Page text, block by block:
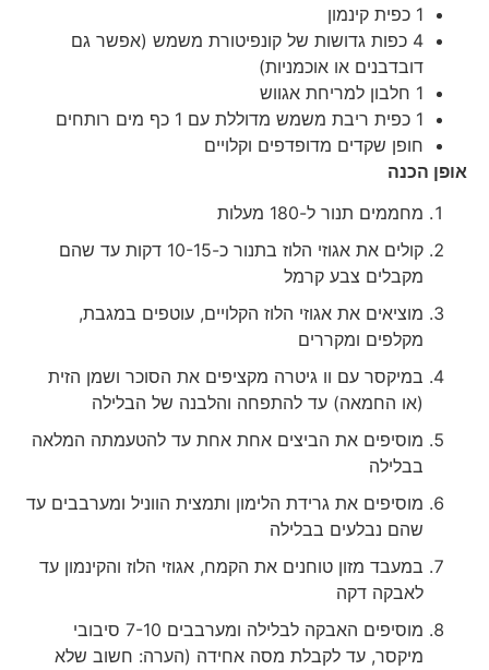
1 כפית קינמון
4 כפות גדושות של קונפיטורת משמש (אפשר גם
דובדבנים או אוכמניות)
1 חלבון למריחת אגווש
1 כפית ריבת משמש מדוללת עם 1 כף מים רותחים
חופן שקדים מדופדפים וקלויים
אופן הכנה
מחממים תנור ל-180 מעלות
קולים את אגוזי הלוז בתנור כ-10-15 דקות עד שהם
מקבלים צבע קרמל
מוציאים את אגוזי הלוז הקלויים, עוטפים במגבת,
מקלפים ומקררים
במיקסר עם וו גיטרה מקציפים את הסוכר ושמן הזית
(או החמאה) עד להתפחה והלבנה של הבלילה
מוסיפים את הביצים אחת אחת עד להטעמתה המלאה
בבלילה
מוסיפים את גרידת הלימון ותמצית הווניל ומערבבים עד
שהם נבלעים בבלילה
במעבד מזון טוחנים את הקמח, אגוזי הלוז והקינמון עד
לאבקה דקה
מוסיפים האבקה לבלילה ומערבבים 7-10 סיבובי
מיקסר, עד לקבלת מסה אחידה (הערה: חשוב שלא